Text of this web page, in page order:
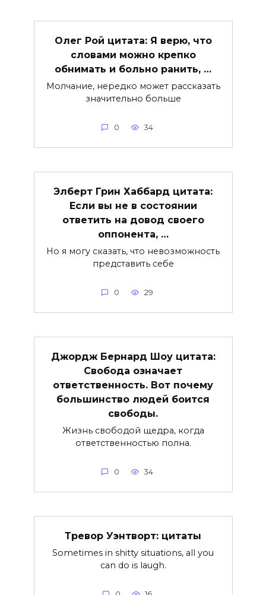
Олег Рой цитата: Я верю, что
словами можно крепко
обнимать и больно ранить, …
Молчание, нередко может рассказать
значительно больше
0 34
Элберт Грин Хаббард цитата:
Если вы не в состоянии
ответить на довод своего
оппонента, …
Но я могу сказать, что невозможность
представить себе
0 29
Джордж Бернард Шоу цитата:
Свобода означает
ответственность. Вот почему
большинство людей боится
свободы.
Жизнь свободой щедра, когда
ответственностью полна.
0 34
Тревор Уэнтворт: цитаты
Sometimes in shitty situations, all you
can do is laugh.